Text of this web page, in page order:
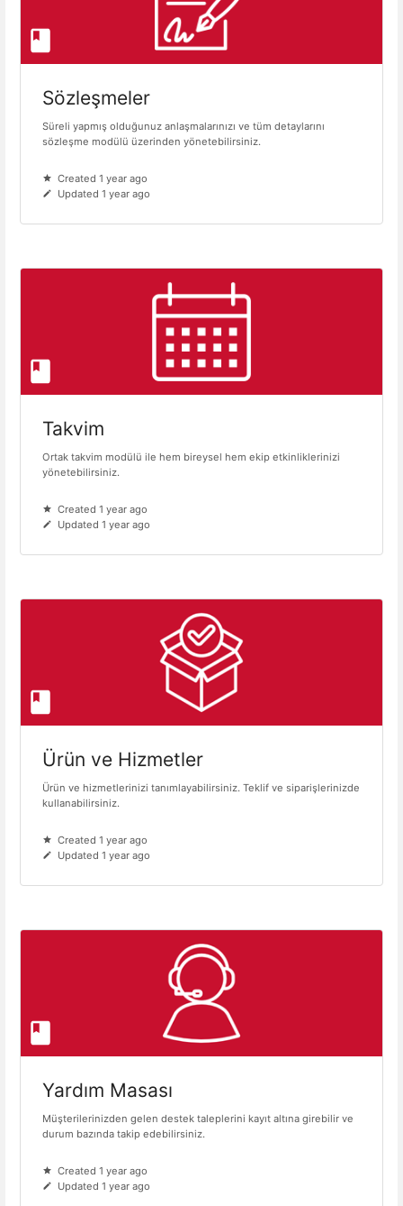
Sözleşmeler
Süreli yapmış olduğunuz anlaşmalarınızı ve tüm detaylarını
sözleşme modülü üzerinden yönetebilirsiniz.
Created 1 year ago
Updated 1 year ago
Takvim
Ortak takvim modülü ile hem bireysel hem ekip etkinliklerinizi
yönetebilirsiniz.
Created 1 year ago
Updated 1 year ago
Ürün ve Hizmetler
Ürün ve hizmetlerinizi tanımlayabilirsiniz. Teklif ve siparişlerinizde
kullanabilirsiniz.
Created 1 year ago
Updated 1 year ago
Yardım Masası
Müşterilerinizden gelen destek taleplerini kayıt altına girebilir ve
durum bazında takip edebilirsiniz.
Created 1 year ago
Updated 1 year ago